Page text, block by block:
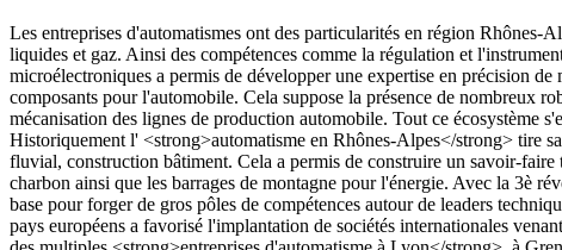
Les entreprises d'automatismes ont des particularités en région Rhônes-
liquides et gaz. Ainsi des compétences comme la régulation et
microélectroniques a permis de développer une expertise en précision
composants pour l'automobile. Cela suppose la présence de nombreux
mécanisation des lignes de production automobile. Tout ce écosystème
Historiquement l' <strong>automatisme en Rhônes-Alpes</strong> tire
fluvial, construction bâtiment. Cela a permis de construire un savoir-
charbon ainsi que les barrages de montagne pour l'énergie. Avec la 3è
base pour forger de gros pôles de compétences autour de leaders
pays européens a favorisé l'implantation de sociétés internationales